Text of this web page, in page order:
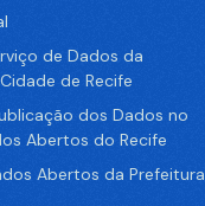
de Dados da
de Recife
dos Dados no
Abertos do Recife
Abertos da Prefeitura